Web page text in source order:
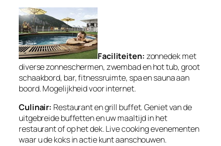
Faciliteiten: zonnedek met
diverse zonneschermen, zwembad en hot tub, groot
schaakbord, bar, fitnessruimte, spa en sauna aan
boord. Mogelijkheid voor internet.
Culinair: Restaurant en grill buffet. Geniet van de
uitgebreide buffetten en uw maaltijd in het
restaurant of op het dek. Live cooking evenementen
waar u de koks in actie kunt aanschouwen.